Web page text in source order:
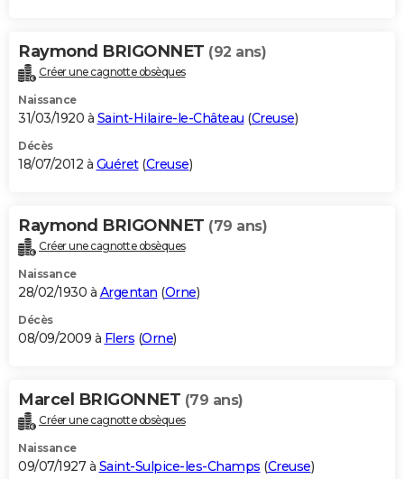
Raymond BRIGONNET (92 ans)
Créer une cagnotte obsèques
Naissance
31/03/1920 à Saint-Hilaire-le-Château (Creuse)
Décès
18/07/2012 à Guéret(Creuse)
Raymond BRIGONNET (79 ans)
Créer une cagnotte obsèques
Naissance
28/02/1930 à Argentan (Orne)
Décès
08/09/2009 à Flers (Orne)
Marcel BRIGONNET (79 ans)
Créer une cagnotte obsèques
Naissance
09/07/1927 à Saint-Sulpice-les-Champs (Creuse)